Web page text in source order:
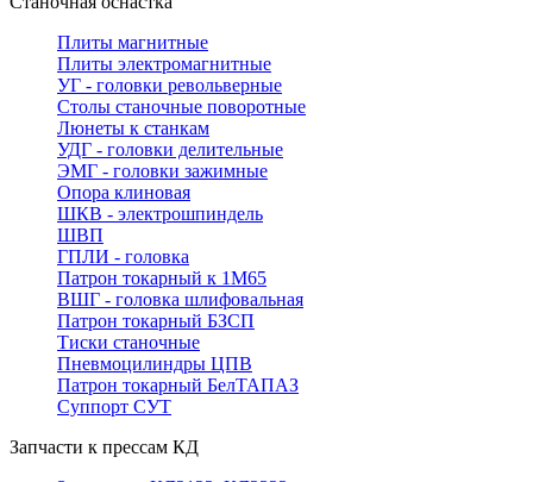
Плиты магнитные
Плиты электромагнитные
УГ - головки револьверные
Столы станочные поворотные
Люнеты к станкам
УДГ - головки делительные
ЭМГ - головки зажимные
Опора клиновая
ШКВ - электрошпиндель
ШВП
ГПЛИ - головка
Патрон токарный к 1М65
ВШГ - головка шлифовальная
Патрон токарный БЗСП
Тиски станочные
Пневмоцилиндры ЦПВ
Патрон токарный БелТАПАЗ
Суппорт СУТ
Запчасти к прессам КД